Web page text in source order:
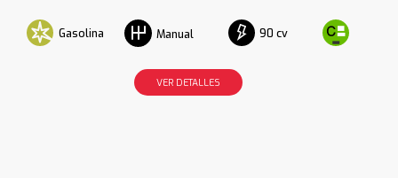
Gasolina Manual 90 cv
VER DETALLES